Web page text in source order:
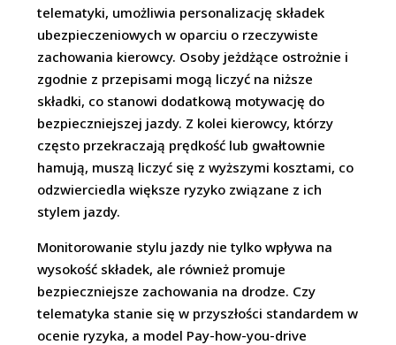
telematyki, umożliwia personalizację składek
ubezpieczeniowych w oparciu o rzeczywiste
zachowania kierowcy. Osoby jeżdżące ostrożnie i
zgodnie z przepisami mogą liczyć na niższe
składki, co stanowi dodatkową motywację do
bezpieczniejszej jazdy. Z kolei kierowcy, którzy
często przekraczają prędkość lub gwałtownie
hamują, muszą liczyć się z wyższymi kosztami, co
odzwierciedla większe ryzyko związane z ich
stylem jazdy.
Monitorowanie stylu jazdy nie tylko wpływa na
wysokość składek, ale również promuje
bezpieczniejsze zachowania na drodze. Czy
telematyka stanie się w przyszłości standardem w
ocenie ryzyka, a model Pay-how-you-drive